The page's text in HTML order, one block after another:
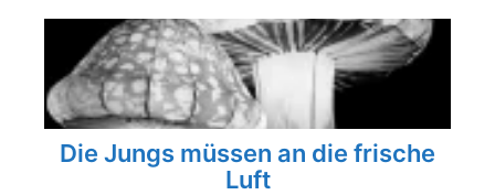
Die Jungs müssen an die frische
Luft